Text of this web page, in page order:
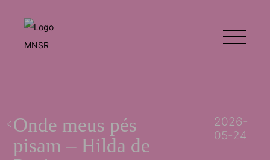
Onde meus pés
pisam – Hilda de
2026-
05-24